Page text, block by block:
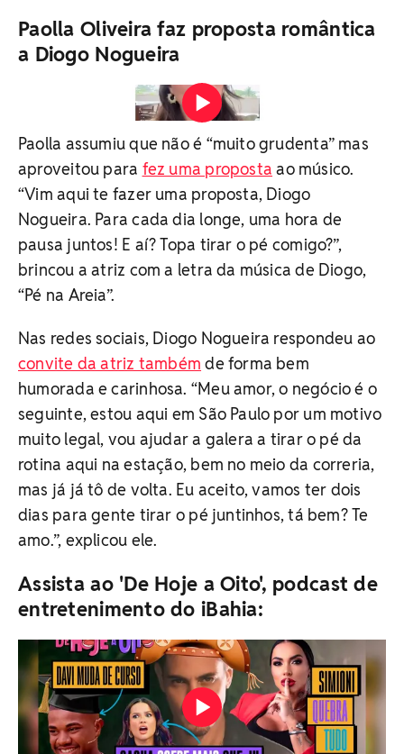
Paolla Oliveira faz proposta romântica
a Diogo Nogueira
Paolla Oliveira faz proposta romântica a Diogo Nogueira
Vídeo: Reprodução / Redes sociais
Paolla assumiu que não é “muito grudenta” mas
aproveitou para fez uma proposta ao músico.
“Vim aqui te fazer uma proposta, Diogo
Nogueira. Para cada dia longe, uma hora de
pausa juntos! E aí? Topa tirar o pé comigo?”,
brincou a atriz com a letra da música de Diogo,
“Pé na Areia”.
Nas redes sociais, Diogo Nogueira respondeu ao
convite da atriz também de forma bem
humorada e carinhosa. “Meu amor, o negócio é o
seguinte, estou aqui em São Paulo por um motivo
muito legal, vou ajudar a galera a tirar o pé da
rotina aqui na estação, bem no meio da correria,
mas já já tô de volta. Eu aceito, vamos ter dois
dias para gente tirar o pé juntinhos, tá bem? Te
amo.”, explicou ele.
Assista ao 'De Hoje a Oito', podcast de
entretenimento do iBahia: